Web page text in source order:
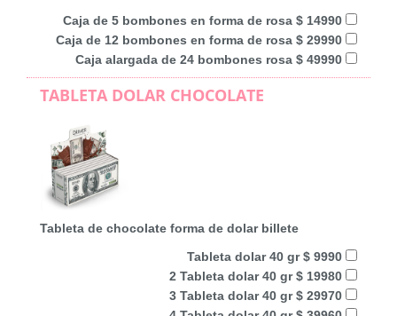
Caja de 5 bombones en forma de rosa $ 14990
Caja de 12 bombones en forma de rosa $ 29990
Caja alargada de 24 bombones rosa $ 49990
TABLETA DOLAR CHOCOLATE
Tableta de chocolate forma de dolar billete
Tableta dolar 40 gr $ 9990
2 Tableta dolar 40 gr $ 19980
3 Tableta dolar 40 gr $ 29970